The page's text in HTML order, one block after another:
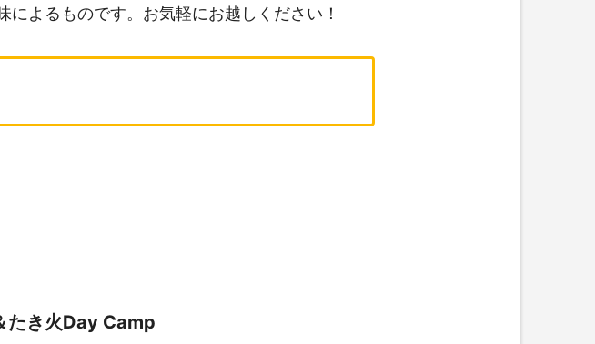
よるものです。お気軽にお越しください！
たき火Day Camp